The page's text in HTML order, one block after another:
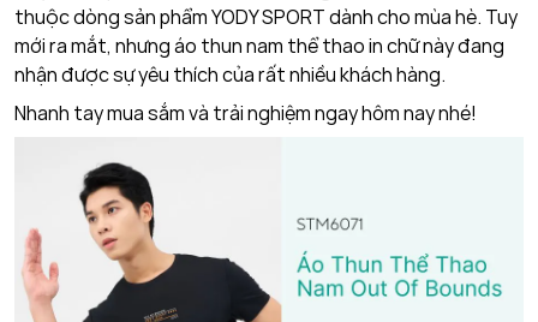
thuộc dòng sản phẩm YODY SPORT dành cho mùa hè. Tuy
mới ra mắt, nhưng áo thun nam thể thao in chữ này đang
nhận được sự yêu thích của rất nhiều khách hàng.
Nhanh tay mua sắm và trải nghiệm ngay hôm nay nhé!